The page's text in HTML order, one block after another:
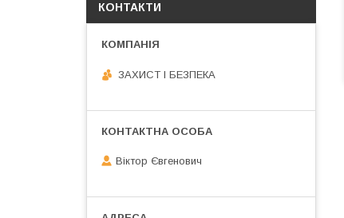
КОНТАКТИ
ЗАХИСТ І БЕЗПЕКА
Віктор Євгенович